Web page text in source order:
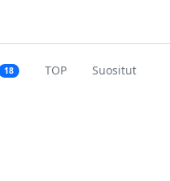
18 TOP Suositut